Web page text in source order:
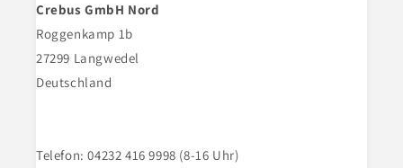
Crebus GmbH Nord
Roggenkamp 1b
27299 Langwedel
Deutschland
Telefon: 04232 416 9998 (8-16 Uhr)